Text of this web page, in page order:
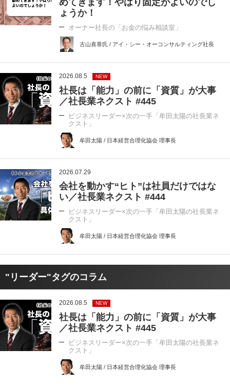
めてきます！やはり固定がよいのでし
ょうか！
オーナー社長の「お金の悩み相談室」
古山喜章氏 / アイ・シー・オーコンサルティング社長
2026.08.5 NEW
社長は「能力」の前に「資質」が大事
／社長業ネクスト #445
ビジネスリーダー×次の一手「牟田太陽の社長業ネ
クスト」
牟田太陽 / 日本経営合理化協会 理事長
2026.07.29
会社を動かす“ヒト”は社員だけではな
い／社長業ネクスト #444
ビジネスリーダー×次の一手「牟田太陽の社長業ネ
クスト」
牟田太陽 / 日本経営合理化協会 理事長
"リーダー"タグのコラム
2026.08.5 NEW
社長は「能力」の前に「資質」が大事
／社長業ネクスト #445
ビジネスリーダー×次の一手「牟田太陽の社長業ネ
クスト」
牟田太陽 / 日本経営合理化協会 理事長